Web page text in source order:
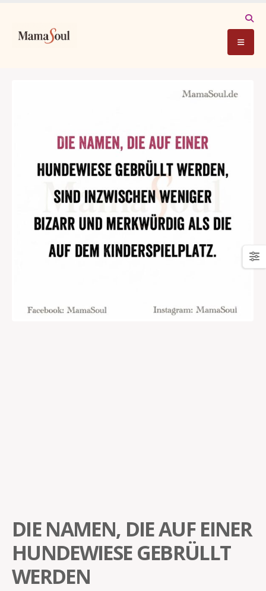
DIE NAMEN, DIE AUF EINER
HUNDEWIESE GEBRÜLLT
WERDEN